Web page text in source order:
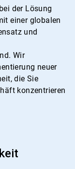
der Lösung
einer globalen
und
Wir
neuer
die Sie
konzentrieren